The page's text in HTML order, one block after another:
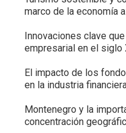
marco de la economía
Innovaciones clave
empresarial en el siglo
El impacto de los
en la industria
Montenegro y la
concentración